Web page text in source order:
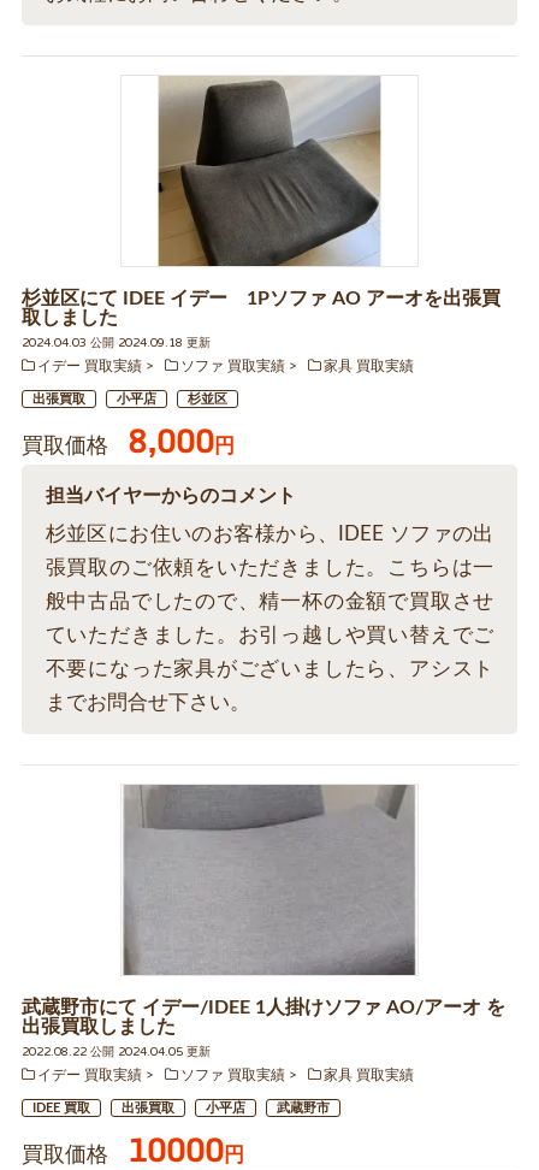
杉並区にて IDEE イデー 1Pソファ AO アーオを出張買
取しました
2024.04.03 公開 2024.09.18 更新
イデー 買取実績
ソファ 買取実績 家具 買取実績
出張買取 小平店 杉並区
買取価格 8,000円
担当バイヤーからのコメント
杉並区にお住いのお客様から、IDEE ソファの出
張買取のご依頼をいただきました。こちらは一
般中古品でしたので、精一杯の金額で買取させ
ていただきました。お引っ越しや買い替えでご
不要になった家具がございましたら、アシスト
までお問合せ下さい。
武蔵野市にて イデー/IDEE 1人掛けソファ AO/アーオ を
出張買取しました
2022.08.22 公開 2024.04.05 更新
イデー 買取実績
ソファ 買取実績 家具 買取実績
IDEE 買取 出張買取 小平店 武蔵野市
買取価格 10000円